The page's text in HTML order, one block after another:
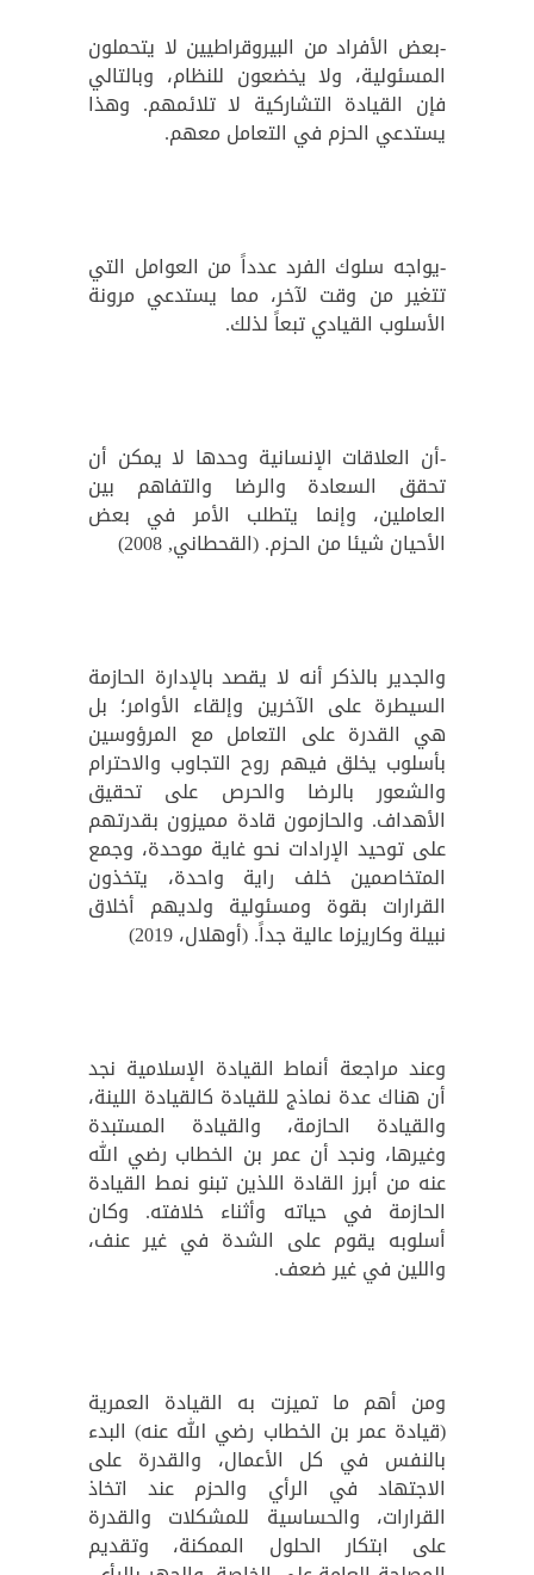
-بعض الأفراد من البيروقراطيين لا يتحملون
المسئولية، ولا يخضعون للنظام، وبالتالي
فإن القيادة التشاركية لا تلائمهم. وهذا
يستدعي الحزم في التعامل معهم.
-يواجه سلوك الفرد عدداً من العوامل التي
تتغير من وقت لآخر، مما يستدعي مرونة
الأسلوب القيادي تبعاً لذلك.
-أن العلاقات الإنسانية وحدها لا يمكن أن
تحقق السعادة والرضا والتفاهم بين
العاملين، وإنما يتطلب الأمر في بعض
الأحيان شيئا من الحزم. (القحطاني, 2008)
والجدير بالذكر أنه لا يقصد بالإدارة الحازمة
السيطرة على الآخرين وإلقاء الأوامر؛ بل
هي القدرة على التعامل مع المرؤوسين
بأسلوب يخلق فيهم روح التجاوب والاحترام
والشعور بالرضا والحرص على تحقيق
الأهداف. والحازمون قادة مميزون بقدرتهم
على توحيد الإرادات نحو غاية موحدة، وجمع
المتخاصمين خلف راية واحدة، يتخذون
القرارات بقوة ومسئولية ولديهم أخلاق
نبيلة وكاريزما عالية جداً. (أوهلال، 2019)
وعند مراجعة أنماط القيادة الإسلامية نجد
أن هناك عدة نماذج للقيادة كالقيادة اللينة،
والقيادة الحازمة، والقيادة المستبدة
وغيرها، ونجد أن عمر بن الخطاب رضي الله
عنه من أبرز القادة اللذين تبنو نمط القيادة
الحازمة في حياته وأثناء خلافته. وكان
أسلوبه يقوم على الشدة في غير عنف،
واللين في غير ضعف.
ومن أهم ما تميزت به القيادة العمرية
(قيادة عمر بن الخطاب رضي الله عنه) البدء
بالنفس في كل الأعمال، والقدرة على
الاجتهاد في الرأي والحزم عند اتخاذ
القرارات، والحساسية للمشكلات والقدرة
على ابتكار الحلول الممكنة، وتقديم